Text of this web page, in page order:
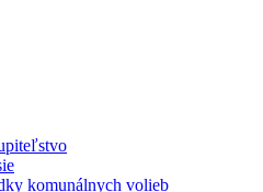
komunálnych volieb